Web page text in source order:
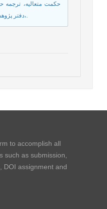
حکمت متعالیه،
،دفتر پژوهش و نشر سهروردی، تهران.
to accomplish all
such as submission,
DOI assignment and